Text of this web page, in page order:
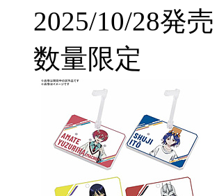
2025/10/28発売
数量限定